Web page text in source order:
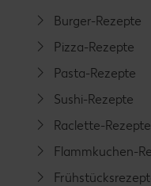
Burger-Rezepte
Pizza-Rezepte
Pasta-Rezepte
Sushi-Rezepte
Raclette-Rezepte
Flammkuchen-